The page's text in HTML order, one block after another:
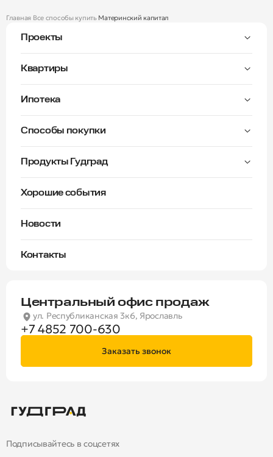
Главная Все способы купить Материнский капитал
Проекты
Тверицы
Норские резиденции
Квартиры
Окна на две стороны
Ипотека
Для всех — от 12%
Стандартная
Военная
Способы покупки
Материнский капитал
Забронировать онлайн
Продукты Гудград
Хорошие события
Новости
Контакты
Центральный офис продаж
ул. Республиканская 3к6, Ярославль
+7 4852 700-630
Заказать звонок
Подписывайтесь в соцсетях